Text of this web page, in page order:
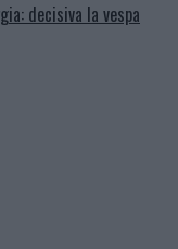
decisiva la vespa